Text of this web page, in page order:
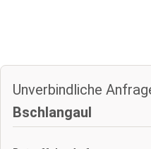
Unverbindliche
Bschlangaul